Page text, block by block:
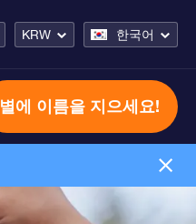
KRW 한국어
별에 이름을 지으세요!